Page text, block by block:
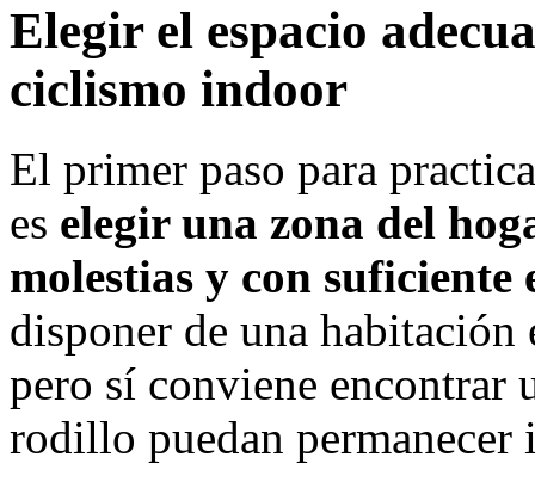
Elegir el espacio
ciclismo indoor
El primer paso para
es elegir una zona del
molestias y con suficiente
disponer de una
pero sí conviene encontrar
rodillo puedan permanecer